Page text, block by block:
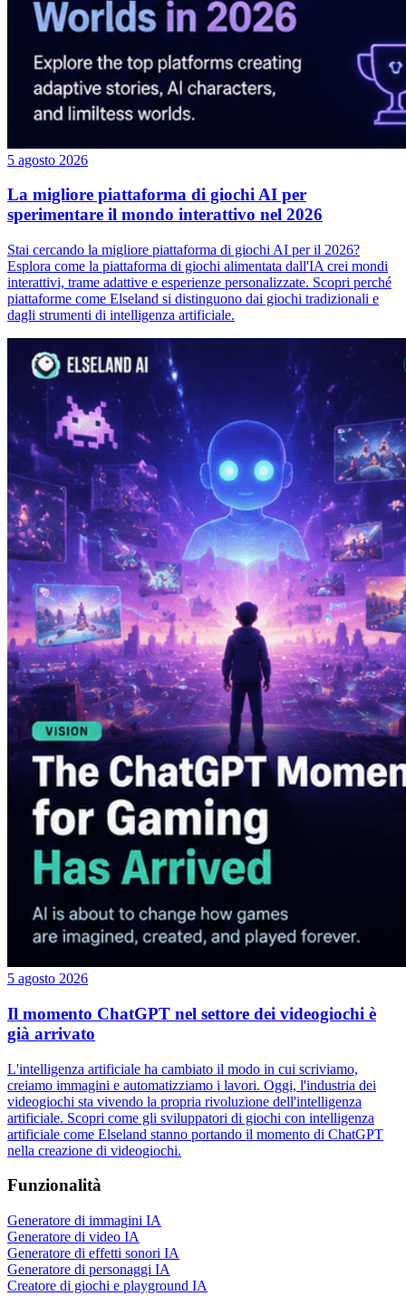
5 agosto 2026
La migliore piattaforma di giochi AI per
sperimentare il mondo interattivo nel 2026
Stai cercando la migliore piattaforma di giochi AI per il 2026?
Esplora come la piattaforma di giochi alimentata dall'IA crei mondi
interattivi, trame adattive e esperienze personalizzate. Scopri perché
piattaforme come Elseland si distinguono dai giochi tradizionali e
dagli strumenti di intelligenza artificiale.
5 agosto 2026
Il momento ChatGPT nel settore dei videogiochi è
già arrivato
L'intelligenza artificiale ha cambiato il modo in cui scriviamo,
creiamo immagini e automatizziamo i lavori. Oggi, l'industria dei
videogiochi sta vivendo la propria rivoluzione dell'intelligenza
artificiale. Scopri come gli sviluppatori di giochi con intelligenza
artificiale come Elseland stanno portando il momento di ChatGPT
nella creazione di videogiochi.
Funzionalità
Generatore di immagini IA
Generatore di video IA
Generatore di effetti sonori IA
Generatore di personaggi IA
Creatore di giochi e playground IA